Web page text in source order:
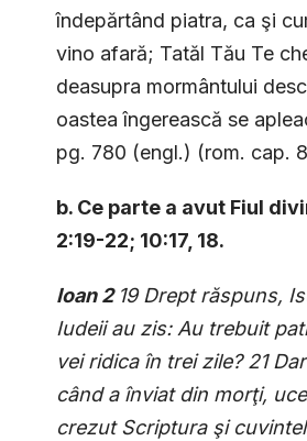
îndepărtând piatra, ca şi
vino afară; Tatăl Tău Te
deasupra mormântului
oastea îngerească se
pg. 780 (engl.) (rom. cap.
b. Ce parte a avut Fiul
2:19-22; 10:17, 18.
Ioan 2 19 Drept răspuns,
Iudeii au zis: Au trebuit
vei ridica în trei zile? 21
când a înviat din morţi,
crezut Scriptura şi